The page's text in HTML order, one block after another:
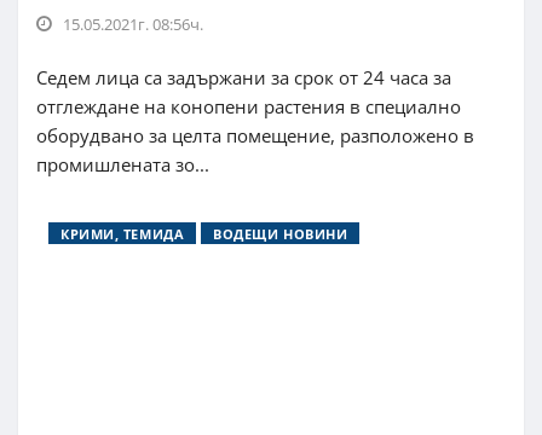
15.05.2021г. 08:56ч.
Седем лица са задържани за срок от 24 часа за
отглеждане на конопени растения в специално
оборудвано за целта помещение, разположено в
промишлената зо...
КРИМИ, ТЕМИДА ВОДЕЩИ НОВИНИ